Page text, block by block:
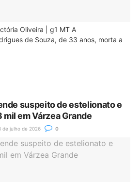
Oliveira | g1 MT A
de Souza, de 33 anos, morta a
suspeito de estelionato e
mil em Várzea Grande
de julho de 2026 0